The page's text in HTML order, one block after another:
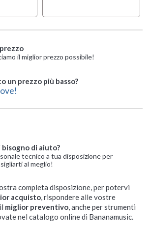
il miglior prezzo possibile!
un prezzo più basso?
bisogno di aiuto?
tecnico a tua disposizione per
al meglio!
completa disposizione, per potervi
acquisto, rispondere alle vostre
miglior preventivo, anche per strumenti
nel catalogo online di Bananamusic.